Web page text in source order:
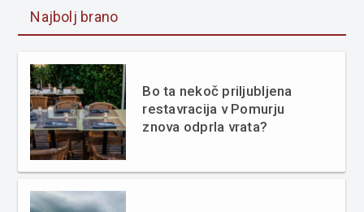
Najbolj brano
Bo ta nekoč priljubljena
restavracija v Pomurju
znova odprla vrata?